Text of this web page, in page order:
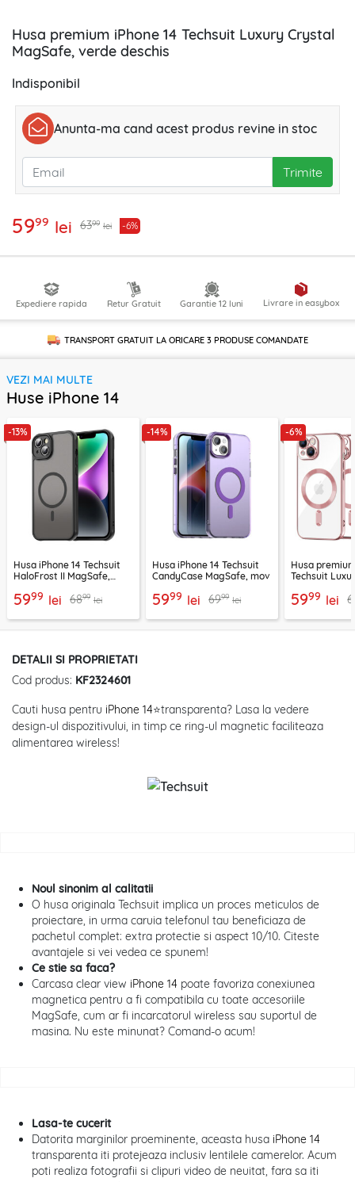
Husa premium iPhone 14 Techsuit Luxury Crystal
MagSafe, verde deschis
Indisponibil
Anunta-ma cand acest produs revine in stoc
Trimite
5999 lei 6399 lei -6%
Expediere rapida Retur Gratuit Garantie 12 luni Livrare in easybox
TRANSPORT GRATUIT LA ORICARE 3 PRODUSECOMANDATE
VEZI MAI MULTE
Huse iPhone 14
-13%
Husa iPhone 14 Techsuit
HaloFrost II MagSafe,
5999 lei 6899 lei
-14%
Husa iPhone 14 Techsuit
CandyCase MagSafe, mov
5999 lei 6999 lei
-6%
Husa
Techsuit
5999 lei
DETALII SI PROPRIETATI
Cod produs: KF2324601
Cauti husa pentru iPhone 14⭐transparenta? Lasa la vedere
design-ul dispozitivului, in timp ce ring-ul magnetic faciliteaza
alimentarea wireless!
Noul sinonim al calitatii
O husa originala Techsuit implica un proces meticulos de
proiectare, in urma caruia telefonul tau beneficiaza de
pachetul complet: extra protectie si aspect 10/10. Citeste
avantajele si vei vedea ce spunem!
Ce stie sa faca?
Carcasa clear view iPhone 14 poate favoriza conexiunea
magnetica pentru a fi compatibila cu toate accesoriile
MagSafe, cum ar fi incarcatorul wireless sau suportul de
masina. Nu este minunat? Comand-o acum!
Lasa-te cucerit
Datorita marginilor proeminente, aceasta husa iPhone 14
transparenta iti protejeaza inclusiv lentilele camerelor. Acum
poti realiza fotografii si clipuri video de neuitat, fara sa iti